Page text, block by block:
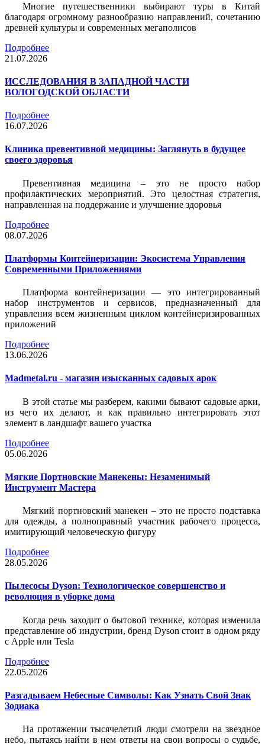
Многие путешественники выбирают туры в Китай
благодаря огромному разнообразию направлений, сочетанию
древней культуры и современных мегаполисов
Подробнее
21.07.2026
ИССЛЕДОВАНИЯ В ЗАПАДНОЙ ЧАСТИ
ВОЛОГОДСКОЙ ОБЛАСТИ
Подробнее
16.07.2026
Клиника превентивной медицины: Заглянуть в будущее
своего здоровья
Превентивная медицина – это не просто набор
профилактических мероприятий. Это целостная стратегия,
направленная на поддержание и улучшение здоровья
Подробнее
08.07.2026
Платформы Контейнеризации: Экосистема Управления
Современными Приложениями
Платформа контейнеризации — это интегрированный
набор инструментов и сервисов, предназначенный для
управления всем жизненным циклом контейнеризированных
приложений
Подробнее
13.06.2026
Madmetal.ru - магазин изысканных садовых арок
В этой статье мы разберем, какими бывают садовые арки,
из чего их делают, и как правильно интегрировать этот
элемент в ландшафт вашего участка
Подробнее
05.06.2026
Мягкие Портновские Манекены: Незаменимый
Инструмент Мастера
Мягкий портновский манекен – это не просто подставка
для одежды, а полноправный участник рабочего процесса,
имитирующий человеческую фигуру
Подробнее
28.05.2026
Пылесосы Dyson: Технологическое совершенство и
революция в уборке дома
Когда речь заходит о бытовой технике, которая изменила
представление об индустрии, бренд Dyson стоит в одном ряду
с Apple или Tesla
Подробнее
22.05.2026
Разгадываем Небесные Символы: Как Узнать Свой Знак
Зодиака
На протяжении тысячелетий люди смотрели на звездное
небо, пытаясь найти в нем ответы на свои вопросы о судьбе,